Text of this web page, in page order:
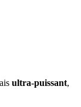
ultra-puissant,